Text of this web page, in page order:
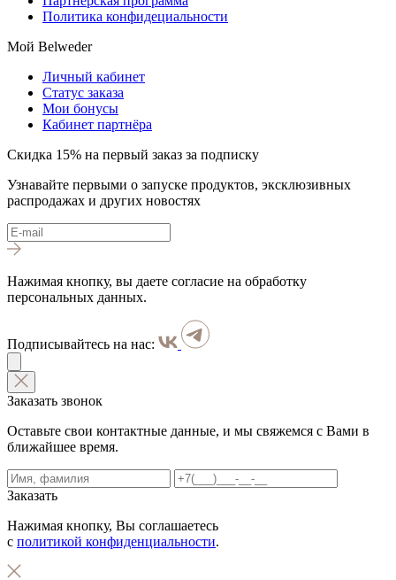
Политика конфидециальности
Мой Belweder
Личный кабинет
Статус заказа
Мои бонусы
Кабинет партнёра
Скидка 15% на первый заказ за подписку
Узнавайте первыми о запуске продуктов, эксклюзивных
распродажах и других новостях
Нажимая кнопку, вы даете согласие на обработку
персональных данных.
Подписывайтесь на нас:
Заказать звонок
Оставьте свои контактные данные, и мы свяжемся с Вами в
ближайшее время.
Заказать
Нажимая кнопку, Вы соглашаетесь
с политикой конфиденциальности.